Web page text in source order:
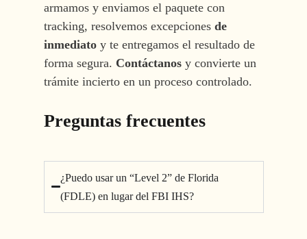
armamos y enviamos el paquete con
tracking, resolvemos excepciones de
inmediatoy te entregamos el resultado de
forma segura. Contáctanosy convierte un
trámite incierto en un proceso controlado.
Preguntas frecuentes
¿Puedo usar un “Level 2” de Florida
(FDLE) en lugar del FBI IHS?